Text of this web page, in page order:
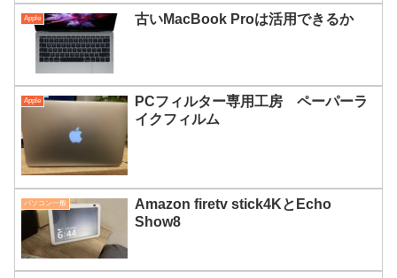
Apple 古いMacBook Proは活用できるか
Apple
PCフィルター専用工房 ペーパーラ
イクフィルム
パソコン一般
Amazon firetv stick4KとEcho
Show8